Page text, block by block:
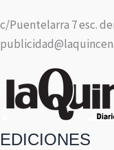
c/Puentelarra 7 esc.
EDICIONES